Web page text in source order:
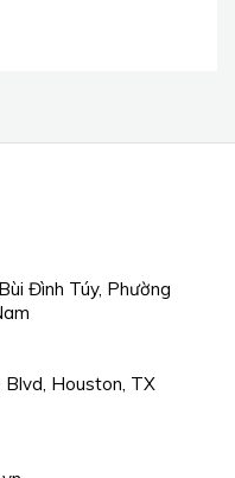
Đình Túy, Phường
Blvd, Houston, TX